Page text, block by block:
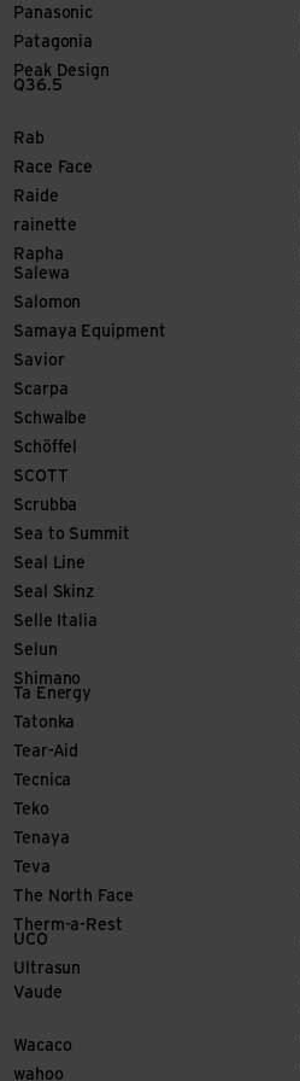
Panasonic
Patagonia
Peak Design
Q36.5
Rab
Race Face
Raide
rainette
Rapha
Salewa
Salomon
Samaya Equipment
Savior
Scarpa
Schwalbe
Schöffel
SCOTT
Scrubba
Sea to Summit
Seal Line
Seal Skinz
Selle Italia
Selun
Shimano
Ta Energy
Tatonka
Tear-Aid
Tecnica
Teko
Tenaya
Teva
The North Face
Therm-a-Rest
UCO
Ultrasun
Vaude
Wacaco
wahoo